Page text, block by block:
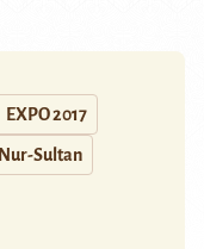
EXPO 2017
Nur-Sultan